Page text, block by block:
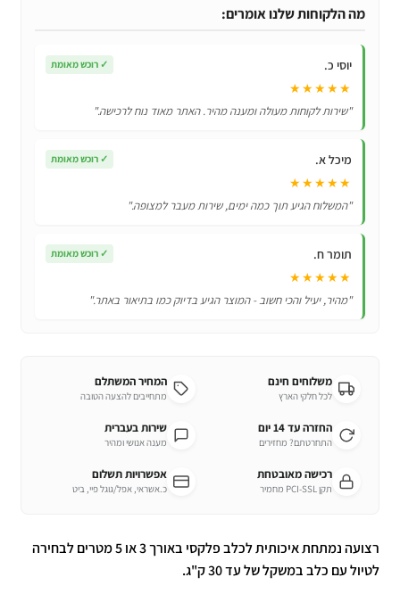
מתארכות
מה הלקוחות שלנו אומרים:
יוסי כ. ✓ רוכש מאומת
★★★★★
"שירות לקוחות מעולה ומענה מהיר. האתר מאוד נוח לרכישה."
מיכל א. ✓ רוכש מאומת
★★★★★
"המשלוח הגיע תוך כמה ימים, שירות מעבר למצופה."
תומר ח. ✓ רוכש מאומת
★★★★★
"מהיר, יעיל והכי חשוב - המוצר הגיע בדיוק כמו בתיאור באתר."
משלוחים חינם
לכל חלקי הארץ
המחיר המשתלם
מתחייבים להצעה הטובה
החזרה עד 14 יום
התחרטתם? מחזירים
שירות בעברית
מענה אנושי ומהיר
רכישה מאובטחת
תקן PCI-SSL מחמיר
אפשרויות תשלום
כ.אשראי, אפל/גוגל פיי, ביט
רצועה נמתחת איכותית לכלב פלקסי באורך 3 או 5 מטרים לבחירה
לטיול עם כלב במשקל של עד 30 ק"ג.